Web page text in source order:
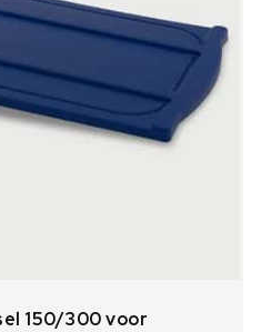
150/300 voor